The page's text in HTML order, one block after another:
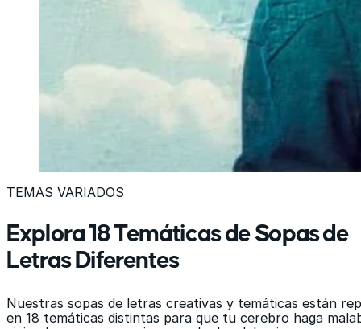
TEMAS VARIADOS
Explora 18 Temáticas de Sopas de
Letras Diferentes
Nuestras sopas de letras creativas y temáticas están
en 18 temáticas distintas para que tu cerebro haga